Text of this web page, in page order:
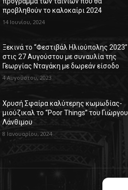
προβληθούν το καλοκαίρι 2024
14 Ιουνίου, 2024
Ξεκινά το “Φεστιβάλ Ηλιούπολης 2023”
στις 27 Αυγούστου με συναυλία της
Γεωργίας Νταγάκη με δωρεάν είσοδο
4 Αυγούστου, 2023
Χρυσή Σφαίρα καλύτερης κωμωδίας-
μιούζικαλ το “Poor Things” του Γιώργου
Λάνθιμου
8 Ιανουαρίου, 2024